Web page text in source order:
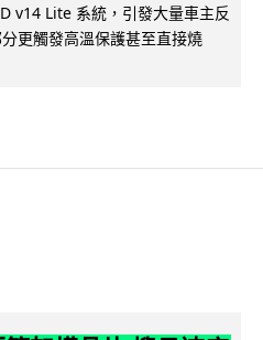
v14 Lite 系統，引發大量車主反
更觸發高溫保護甚至直接燒